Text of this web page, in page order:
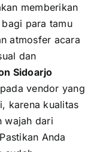
memberikan
para tamu
atmosfer acara
dan
Sidoarjo
vendor yang
karena kualitas
wajah dari
Anda